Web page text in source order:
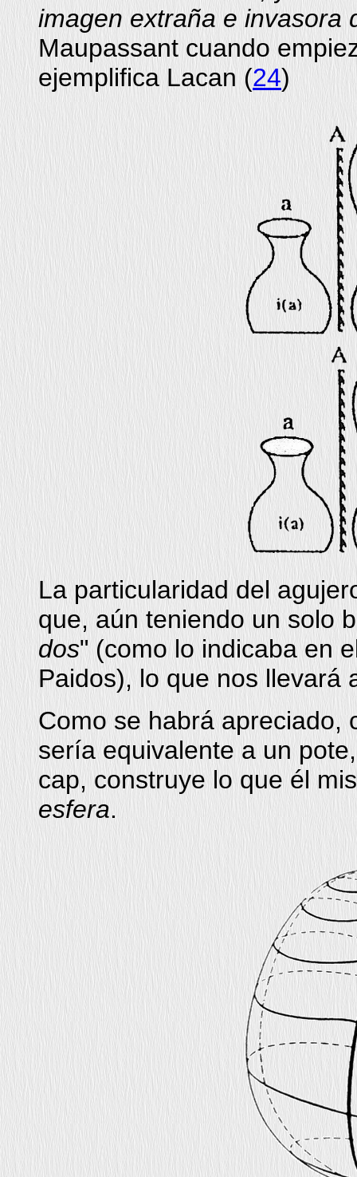
imagen extraña e invasora
Maupassant cuando
ejemplifica Lacan (24)
La particularidad del
que, aún teniendo un solo
dos" (como lo indicaba en
Paidos), lo que nos llevará
Como se habrá apreciado,
sería equivalente a un
cap, construye lo que él
esfera.